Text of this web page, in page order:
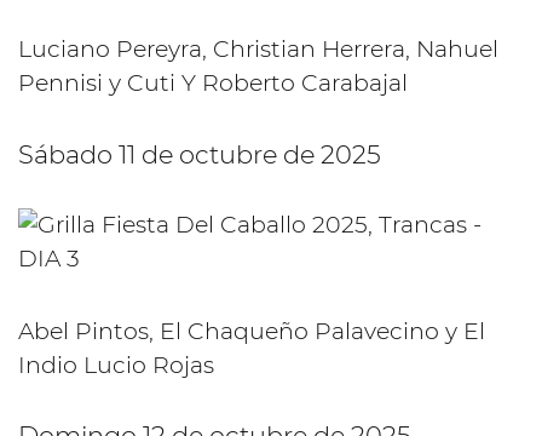
Luciano Pereyra, Christian Herrera, Nahuel
Pennisi y Cuti Y Roberto Carabajal
Sábado 11 de octubre de 2025
Abel Pintos, El Chaqueño Palavecino y El
Indio Lucio Rojas